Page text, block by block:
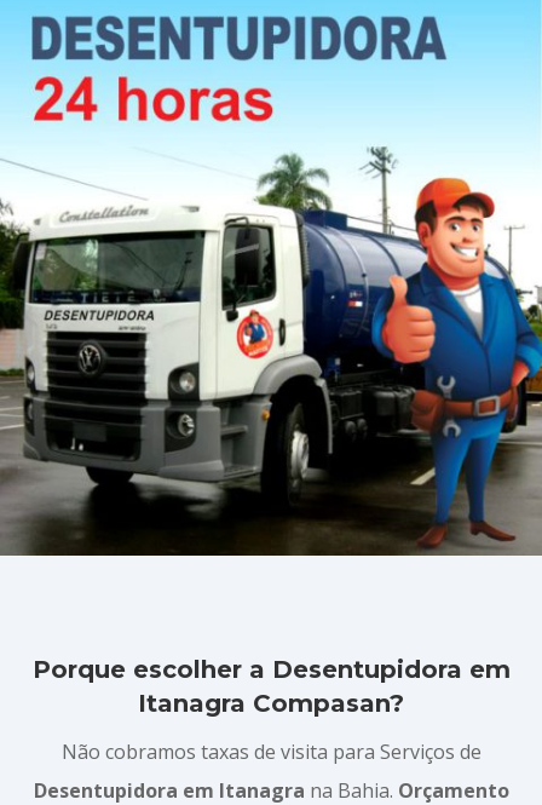
Porque escolher a Desentupidora em
Itanagra Compasan?
Não cobramos taxas de visita para Serviços de
Desentupidora em Itanagra na Bahia. Orçamento